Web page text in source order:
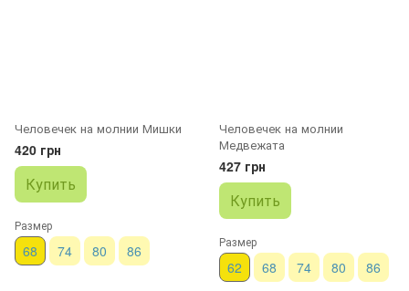
Человечек на молнии Мишки
420 грн
Купить
Размер
68 74 80 86
Человечек на молнии
Медвежата
427 грн
Купить
Размер
62 68 74 80 86